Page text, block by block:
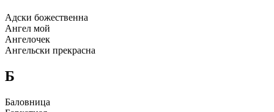
Адски божественна
Ангел мой
Ангелочек
Ангельcки пpекpаcна
Б
Баловница